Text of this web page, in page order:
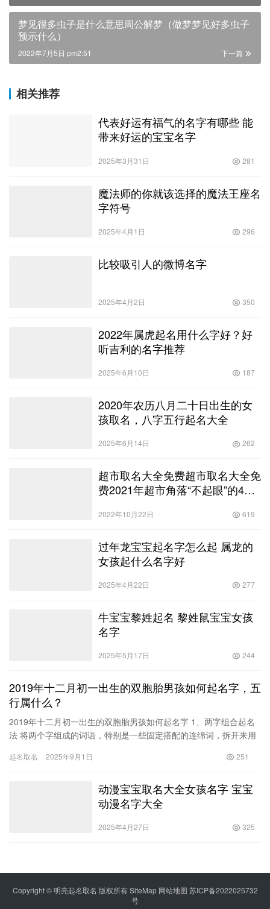
梦见很多虫子是什么意思周公解梦（做梦梦见好多虫子
预示什么）
下一篇
2022年7月5日 pm2:51
相关推荐
代表好运有福气的名字有哪些 能
带来好运的宝宝名字
2025年3月31日 281
魔法师的你就该选择的魔法王座名
字符号
2025年4月1日 296
比较吸引人的微博名字
2025年4月2日 350
2022年属虎起名用什么字好？好
听吉利的名字推荐
2025年6月10日 187
2020年农历八月二十日出生的女
孩取名，八字五行起名大全
2025年6月14日 262
超市取名大全免费超市取名大全免
费2021年超市角落“不起眼”的4款
过吗？
2022年10月22日 619
过年龙宝宝起名字怎么起 属龙的
女孩起什么名字好
2025年4月22日 277
牛宝宝黎姓起名 黎姓鼠宝宝女孩
名字
2025年5月17日 244
2019年十二月初一出生的双胞胎男孩如何起名字，五
行属什么？
2019年十二月初一出生的双胞胎男孩如何起名字 1、两字组合起名
法 将两个字组成的词语，特别是一些固定搭配的连绵词，拆开来用
起名取名 2025年9月1日 251
动漫宝宝取名大全女孩名字 宝宝
动漫名字大全
2025年4月27日 325
Copyright © 明亮起名取名 版权所有SiteMap 网站地图 苏ICP备2022025732
号